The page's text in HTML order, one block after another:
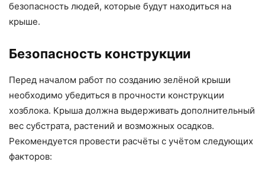
безопасность людей, которые будут находиться на
крыше.
Безопасность конструкции
Перед началом работ по созданию зелёной крыши
необходимо убедиться в прочности конструкции
хозблока. Крыша должна выдерживать дополнительный
вес субстрата, растений и возможных осадков.
Рекомендуется провести расчёты с учётом следующих
факторов: